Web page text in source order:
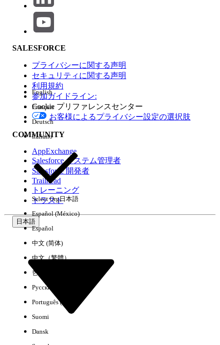
機能の影響
エディション
環境
SALESFORCE
プライバシーに関する声明
セキュリティに関する声明
利用規約
参加ガイドライン:
Cookie プリファレンスセンター
お客様によるプライバシー設定の選択肢
COMMUNITY
AppExchange
Salesforce システム管理者
Salesforce 開発者
Trailhead
トレーニング
トラスト
日本語
English
Français
Deutsch
Italiano
Select Org日本語
Español (México)
Español
中文 (简体)
中文（繁體）
한국어
Русский
Português (Brasil)
Suomi
Dansk